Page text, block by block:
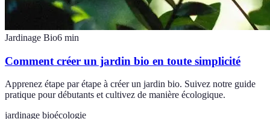
Jardinage Bio6 min
Comment créer un jardin bio en toute simplicité
Apprenez étape par étape à créer un jardin bio. Suivez notre guide
pratique pour débutants et cultivez de manière écologique.
jardinage bioécologie